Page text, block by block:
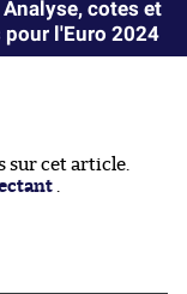
cotes et
l'Euro 2024
sur cet article.
.